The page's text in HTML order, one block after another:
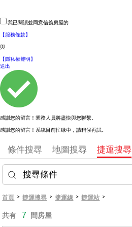
我已閱讀並同意信義房屋的
【服務條款】
與
【隱私權聲明】
送出
感謝您的留言！業務人員將盡快與您聯繫。
感謝您的留言！系統目前忙碌中，請稍候再試。
條件搜尋 地圖搜尋 捷運搜尋
搜尋條件
首頁 > 捷運搜尋 > 捷運線 > 捷運站 >
共有 7 間房屋